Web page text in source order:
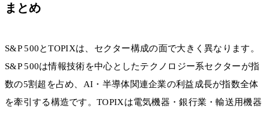
まとめ
S&P 500とTOPIXは、セクター構成の面で大きく異なります。
S&P 500は情報技術を中心としたテクノロジー系セクターが指
数の5割超を占め、AI・半導体関連企業の利益成長が指数全体
を牽引する構造です。TOPIXは電気機器・銀行業・輸送用機器